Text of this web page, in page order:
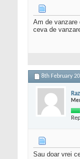
Am de vanzare
ceva de
8th February
Sau doar vrei